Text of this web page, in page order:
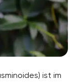
ist im